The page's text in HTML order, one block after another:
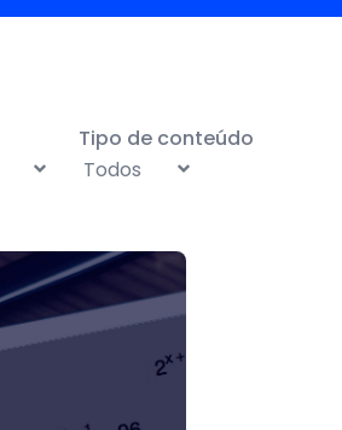
Tipo de conteúdo